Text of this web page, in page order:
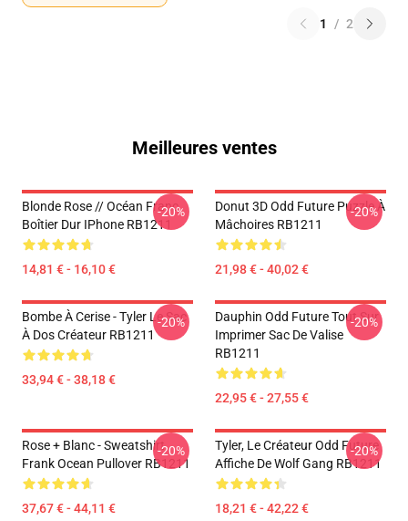
1 / 2
Meilleures ventes
Blonde Rose // Océan Franc
Boîtier Dur IPhone RB1211
14,81 € - 16,10 €
-20%
Donut 3D Odd Future Puzzle À
Mâchoires RB1211
21,98 € - 40,02 €
-20%
Bombe À Cerise - Tyler Le Sac
À Dos Créateur RB1211
33,94 € - 38,18 €
-20%
Dauphin Odd Future Tout Sur
Imprimer Sac De Valise
RB1211
22,95 € - 27,55 €
-20%
Rose + Blanc - Sweatshirt
Frank Ocean Pullover RB1211
37,67 € - 44,11 €
-20%
Tyler, Le Créateur Odd Future
Affiche De Wolf Gang RB1211
18,21 € - 42,22 €
-20%